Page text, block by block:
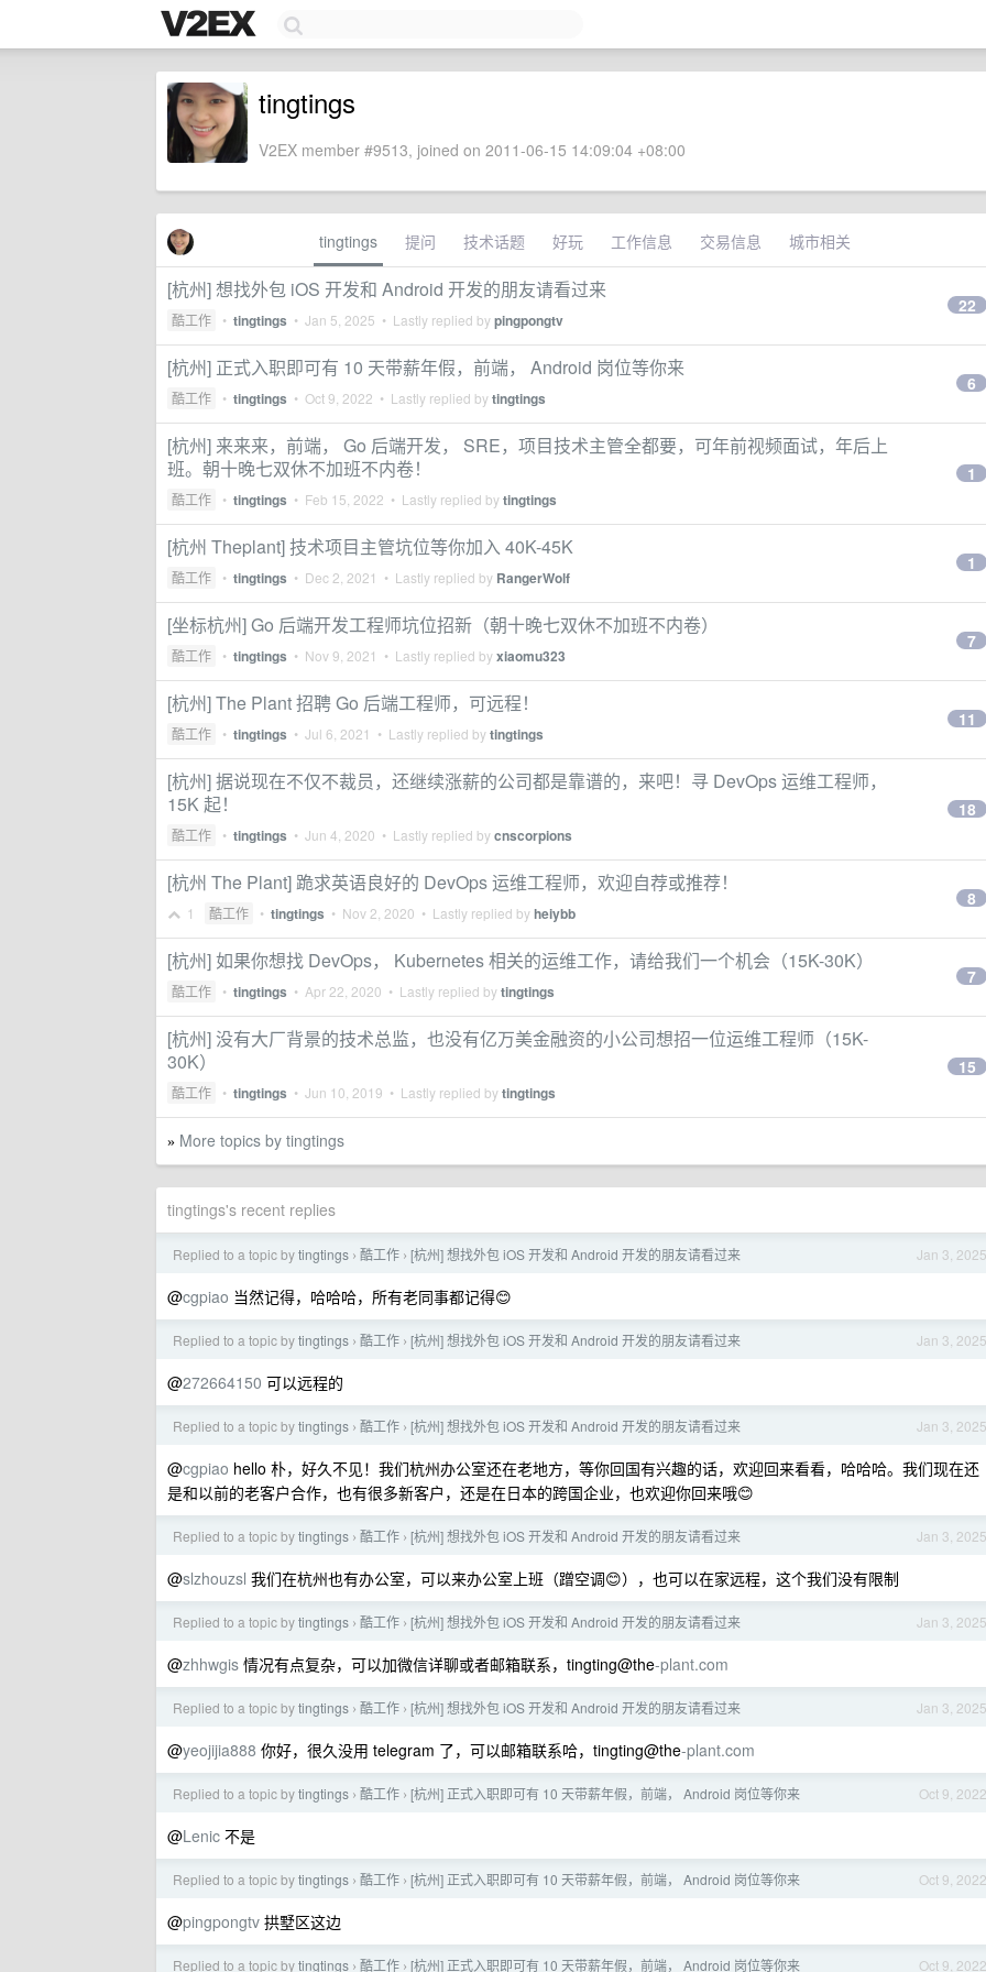
tingtings
V2EX member #9513, joined on 2011-06-15 14:09:04 +08:00
tingtings 提问 技术话题 好玩 工作信息 交易信息 城市相关
[杭州] 想找外包 iOS 开发和 Android 开发的朋友请看过来
酷工作 • tingtings • Jan 5, 2025 • Lastly replied bypingpongtv
22
[杭州] 正式入职即可有 10 天带薪年假，前端， Android 岗位等你来
酷工作 • tingtings • Oct 9, 2022 • Lastly replied bytingtings
6
[杭州] 来来来，前端， Go 后端开发， SRE，项目技术主管全都要，可年前视频面试，年后上
班。朝十晚七双休不加班不内卷！
酷工作 • tingtings • Feb 15, 2022 • Lastly replied bytingtings
1
[杭州 Theplant] 技术项目主管坑位等你加入 40K-45K
酷工作 • tingtings • Dec 2, 2021 • Lastly replied by RangerWolf
1
[坐标杭州] Go 后端开发工程师坑位招新（朝十晚七双休不加班不内卷）
酷工作 • tingtings • Nov 9, 2021 • Lastly replied byxiaomu323
7
[杭州] The Plant 招聘 Go 后端工程师，可远程！
酷工作 • tingtings • Jul 6, 2021 • Lastly replied bytingtings
11
[杭州] 据说现在不仅不裁员，还继续涨薪的公司都是靠谱的，来吧！寻 DevOps 运维工程师，
15K 起！
酷工作 • tingtings • Jun 4, 2020 • Lastly replied bycnscorpions
18
[杭州 The Plant] 跪求英语良好的 DevOps 运维工程师，欢迎自荐或推荐！
1 酷工作 • tingtings • Nov 2, 2020 • Lastly replied byheiybb
8
[杭州] 如果你想找 DevOps， Kubernetes 相关的运维工作，请给我们一个机会（15K-30K）
酷工作 • tingtings • Apr 22, 2020 • Lastly replied bytingtings
7
[杭州] 没有大厂背景的技术总监，也没有亿万美金融资的小公司想招一位运维工程师（15K-
30K）
酷工作 • tingtings • Jun 10, 2019 • Lastly replied bytingtings
15
» More topics by tingtings
tingtings's recent replies
Jan 3, 2025
Replied to a topic bytingtings › 酷工作 › [杭州] 想找外包 iOS 开发和 Android 开发的朋友请看过来
@cgpiao 当然记得，哈哈哈，所有老同事都记得😊
Jan 3, 2025
Replied to a topic bytingtings › 酷工作 › [杭州] 想找外包 iOS 开发和 Android 开发的朋友请看过来
@272664150 可以远程的
Jan 3, 2025
Replied to a topic bytingtings › 酷工作 › [杭州] 想找外包 iOS 开发和 Android 开发的朋友请看过来
@cgpiao hello 朴，好久不见！我们杭州办公室还在老地方，等你回国有兴趣的话，欢迎回来看看，哈哈哈。我们现在还
是和以前的老客户合作，也有很多新客户，还是在日本的跨国企业，也欢迎你回来哦😊
Jan 3, 2025
Replied to a topic bytingtings › 酷工作 › [杭州] 想找外包 iOS 开发和 Android 开发的朋友请看过来
@slzhouzsl 我们在杭州也有办公室，可以来办公室上班（蹭空调😊），也可以在家远程，这个我们没有限制
Jan 3, 2025
Replied to a topic bytingtings › 酷工作 › [杭州] 想找外包 iOS 开发和 Android 开发的朋友请看过来
@zhhwgis 情况有点复杂，可以加微信详聊或者邮箱联系，tingting@the-plant.com
Jan 3, 2025
Replied to a topic bytingtings › 酷工作 › [杭州] 想找外包 iOS 开发和 Android 开发的朋友请看过来
@yeojijia888 你好，很久没用 telegram 了，可以邮箱联系哈，tingting@the-plant.com
Oct 9, 2022
Replied to a topic bytingtings › 酷工作 › [杭州] 正式入职即可有 10 天带薪年假，前端， Android 岗位等你来
@Lenic 不是
Oct 9, 2022
Replied to a topic bytingtings › 酷工作 › [杭州] 正式入职即可有 10 天带薪年假，前端， Android 岗位等你来
@pingpongtv 拱墅区这边
Oct 9, 2022
Replied to a topic bytingtings › 酷工作 › [杭州] 正式入职即可有 10 天带薪年假，前端， Android 岗位等你来